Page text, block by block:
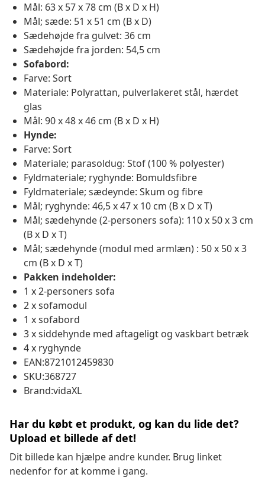
Mål: 63 x 57 x 78 cm (B x D x H)
Mål; sæde: 51 x 51 cm (B x D)
Sædehøjde fra gulvet: 36 cm
Sædehøjde fra jorden: 54,5 cm
Sofabord:
Farve: Sort
Materiale: Polyrattan, pulverlakeret stål, hærdet
glas
Mål: 90 x 48 x 46 cm (B x D x H)
Hynde:
Farve: Sort
Materiale; parasoldug: Stof (100 % polyester)
Fyldmateriale; ryghynde: Bomuldsfibre
Fyldmateriale; sædeynde: Skum og fibre
Mål; ryghynde: 46,5 x 47 x 10 cm (B x D x T)
Mål; sædehynde (2-personers sofa): 110 x 50 x 3 cm
(B x D x T)
Mål; sædehynde (modul med armlæn) : 50 x 50 x 3
cm (B x D x T)
Pakken indeholder:
1 x 2-personers sofa
2 x sofamodul
1 x sofabord
3 x siddehynde med aftageligt og vaskbart betræk
4 x ryghynde
EAN:8721012459830
SKU:368727
Brand:vidaXL
Har du købt et produkt, og kan du lide det?
Upload et billede af det!
Dit billede kan hjælpe andre kunder. Brug linket
nedenfor for at komme i gang.